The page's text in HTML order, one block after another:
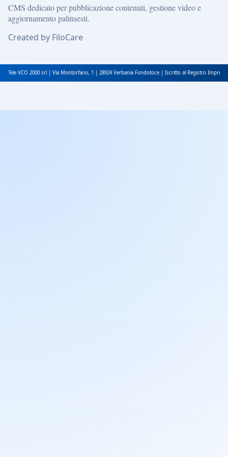
CMS dedicato per pubblicazione contenuti, gestione video e
aggiornamento palinsesti.
Created by FiloCare
Tele VCO 2000 srl | Via Montorfano, 1 | 28924 Verbania Fondotoce | Iscritto al Registro Imprese